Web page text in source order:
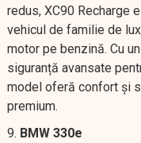
redus, XC90 Recharge
vehicul de familie de
motor pe benzină. Cu
siguranță avansate
model oferă confort și
premium.
BMW 330e